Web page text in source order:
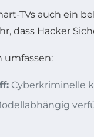
TVs auch ein
dass Hacker
umfassen:
Cyberkriminelle